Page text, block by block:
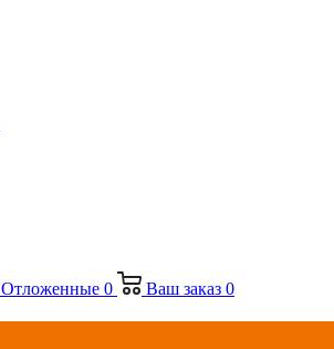
Отложенные 0 Ваш заказ 0